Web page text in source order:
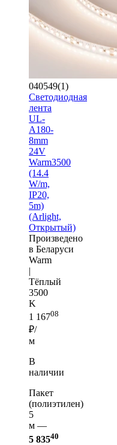
040549(1)
Светодиодная
лента
UL-
A180-
8mm
24V
Warm3500
(14.4
W/m,
IP20,
5m)
(Arlight,
Открытый)
Произведено
в Беларуси
Warm
|
Тёплый
3500
K
1 16708
₽/
м
В
наличии
Пакет
(полиэтилен)
5
м —
5 83540